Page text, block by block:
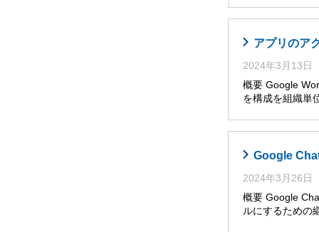
アプリのア
2024年3月13日
概要 Google
を構成を組織単
Google
2024年3月26日
概要 Google
ルにするための